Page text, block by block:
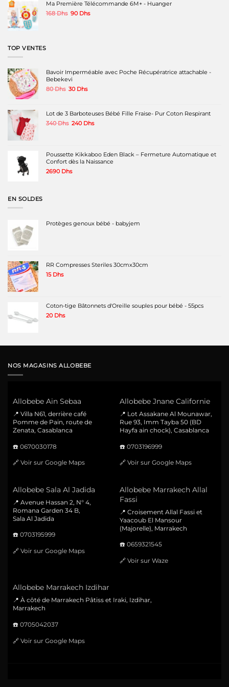
Ma Première Télécommande 6M+ - Huanger
168Dhs Le
90 DhsLe
TOP VENTES
Bavoir Imperméable avec Poche Récupératrice attachable -
Bebekevi
80Dhs Le
était :
80 Dhs.
30 DhsLe
30 Dhs.
Lot de 3 Barboteuses Bébé Fille Fraise- Pur Coton Respirant
340Dhs Le
340 Dhs.
240 DhsLe
240 Dhs.
Poussette Kikkaboo Eden Black – Fermeture Automatique et
Confort dès la Naissance
2690 Dhs
EN SOLDES
Protèges genoux bébé - babyjem
RR Compresses Steriles 30cmx30cm
15 Dhs
Coton-tige Bâtonnets d'Oreille souples pour bébé - 55pcs
20 Dhs
NOS MAGASINS ALLOBEBE
Allobebe Ain Sebaa
📍 Villa N61, derrière café
Pomme de Pain, route de
Zenata, Casablanca
☎️ 0670030178
🔗 Voir sur Google Maps
Allobebe Jnane Californie
📍 Lot Assakane Al Mounawar,
Rue 93, Imm Tayba 50 (BD
Hayfa ain chock), Casablanca
☎️ 0703196999
🔗 Voir sur Google Maps
Allobebe Sala Al Jadida
📍 Avenue Hassan 2, N° 4,
Romana Garden 34 B,
Sala Al Jadida
☎️ 0703195999
🔗 Voir sur Google Maps
Allobebe Marrakech Allal
Fassi
📍 Croisement Allal Fassi et
Yaacoub El Mansour
(Majorelle), Marrakech
☎️ 0659321545
🔗 Voir sur Waze
Allobebe Marrakech Izdihar
📍 À côté de Marrakech Pâtiss et Iraki, Izdihar,
Marrakech
☎️ 0705042037
🔗 Voir sur Google Maps